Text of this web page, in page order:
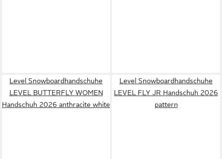
Level Snowboardhandschuhe
LEVEL BUTTERFLY WOMEN
Handschuh 2026 anthracite white
Level Snowboardhandschuhe
LEVEL FLY JR Handschuh 2026
pattern